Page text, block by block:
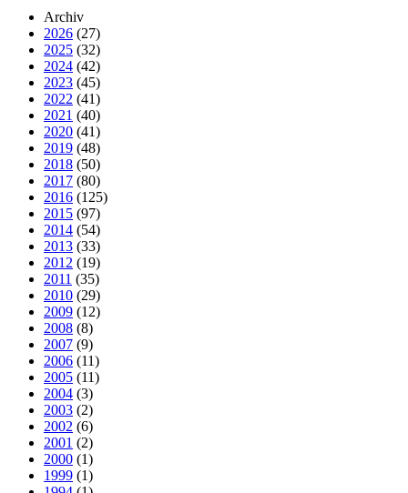
Archiv
2026 (27)
2025 (32)
2024 (42)
2023 (45)
2022 (41)
2021 (40)
2020 (41)
2019 (48)
2018 (50)
2017 (80)
2016 (125)
2015 (97)
2014 (54)
2013 (33)
2012 (19)
2011 (35)
2010 (29)
2009 (12)
2008 (8)
2007 (9)
2006 (11)
2005 (11)
2004 (3)
2003 (2)
2002 (6)
2001 (2)
2000 (1)
1999 (1)